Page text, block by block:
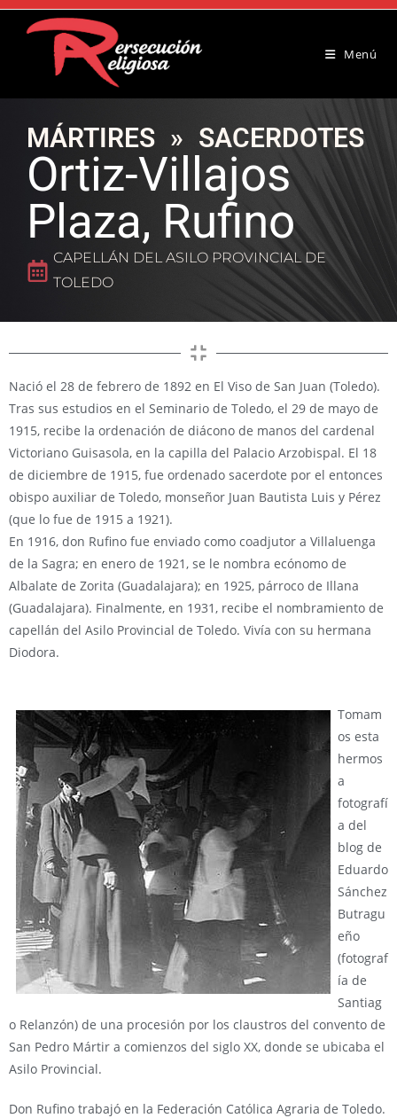
Menú
MÁRTIRES » SACERDOTES
Ortiz-Villajos
Plaza, Rufino
CAPELLÁN DEL ASILO PROVINCIAL DE
TOLEDO
Nació el 28 de febrero de 1892 en El Viso de San Juan (Toledo).
Tras sus estudios en el Seminario de Toledo, el 29 de mayo de
1915, recibe la ordenación de diácono de manos del cardenal
Victoriano Guisasola, en la capilla del Palacio Arzobispal. El 18
de diciembre de 1915, fue ordenado sacerdote por el entonces
obispo auxiliar de Toledo, monseñor Juan Bautista Luis y Pérez
(que lo fue de 1915 a 1921).
En 1916, don Rufino fue enviado como coadjutor a Villaluenga
de la Sagra; en enero de 1921, se le nombra ecónomo de
Albalate de Zorita (Guadalajara); en 1925, párroco de Illana
(Guadalajara). Finalmente, en 1931, recibe el nombramiento de
capellán del Asilo Provincial de Toledo. Vivía con su hermana
Diodora.
Tomam
os esta
hermos
a
fotografí
a del
blog de
Eduardo
Sánchez
Butragu
eño
(fotograf
ía de
Santiag
o Relanzón) de una procesión por los claustros del convento de
San Pedro Mártir a comienzos del siglo XX, donde se ubicaba el
Asilo Provincial.
Don Rufino trabajó en la Federación Católica Agraria de Toledo.